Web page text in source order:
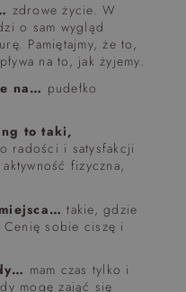
zdrowe życie. W
o sam wygląd
Pamiętajmy, że to,
na to, jak żyjemy.
na… pudełko
to taki,
radości i satysfakcji
fizyczna,
takie, gdzie
sobie ciszę i
mam czas tylko i
mogę zająć się